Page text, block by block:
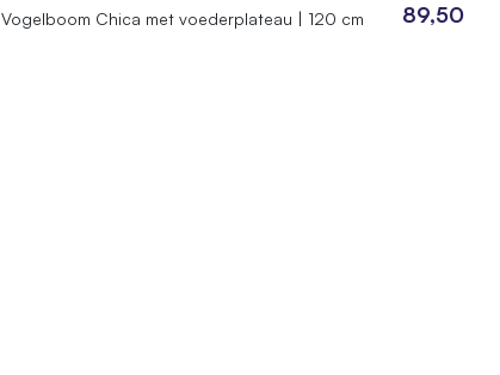
Vogelboom Chica met voederplateau | 120 cm 89,50